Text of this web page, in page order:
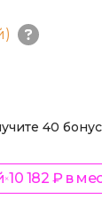
40
10 182 ₽ в